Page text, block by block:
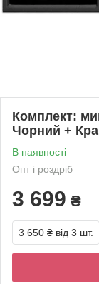
Комплект:
Чорний +
В наявності
Опт і роздріб
3 699 ₴
3 650 ₴ від 3 шт.